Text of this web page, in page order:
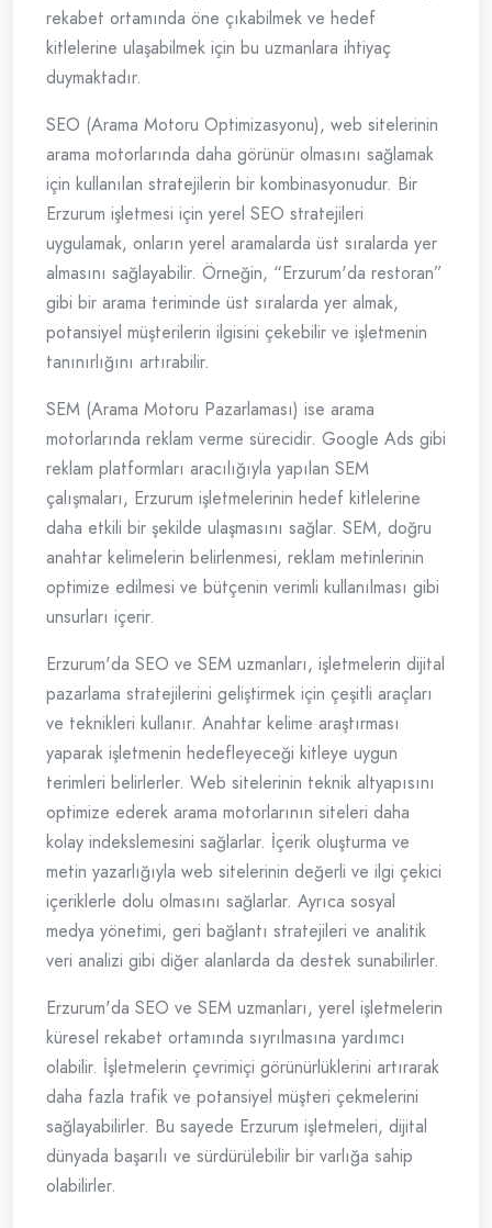
rekabet ortamında öne çıkabilmek ve hedef
kitlelerine ulaşabilmek için bu uzmanlara ihtiyaç
duymaktadır.
SEO (Arama Motoru Optimizasyonu), web sitelerinin
arama motorlarında daha görünür olmasını sağlamak
için kullanılan stratejilerin bir kombinasyonudur. Bir
Erzurum işletmesi için yerel SEO stratejileri
uygulamak, onların yerel aramalarda üst sıralarda yer
almasını sağlayabilir. Örneğin, “Erzurum'da restoran”
gibi bir arama teriminde üst sıralarda yer almak,
potansiyel müşterilerin ilgisini çekebilir ve işletmenin
tanınırlığını artırabilir.
SEM (Arama Motoru Pazarlaması) ise arama
motorlarında reklam verme sürecidir. Google Ads gibi
reklam platformları aracılığıyla yapılan SEM
çalışmaları, Erzurum işletmelerinin hedef kitlelerine
daha etkili bir şekilde ulaşmasını sağlar. SEM, doğru
anahtar kelimelerin belirlenmesi, reklam metinlerinin
optimize edilmesi ve bütçenin verimli kullanılması gibi
unsurları içerir.
Erzurum'da SEO ve SEM uzmanları, işletmelerin dijital
pazarlama stratejilerini geliştirmek için çeşitli araçları
ve teknikleri kullanır. Anahtar kelime araştırması
yaparak işletmenin hedefleyeceği kitleye uygun
terimleri belirlerler. Web sitelerinin teknik altyapısını
optimize ederek arama motorlarının siteleri daha
kolay indekslemesini sağlarlar. İçerik oluşturma ve
metin yazarlığıyla web sitelerinin değerli ve ilgi çekici
içeriklerle dolu olmasını sağlarlar. Ayrıca sosyal
medya yönetimi, geri bağlantı stratejileri ve analitik
veri analizi gibi diğer alanlarda da destek sunabilirler.
Erzurum'da SEO ve SEM uzmanları, yerel işletmelerin
küresel rekabet ortamında sıyrılmasına yardımcı
olabilir. İşletmelerin çevrimiçi görünürlüklerini artırarak
daha fazla trafik ve potansiyel müşteri çekmelerini
sağlayabilirler. Bu sayede Erzurum işletmeleri, dijital
dünyada başarılı ve sürdürülebilir bir varlığa sahip
olabilirler.